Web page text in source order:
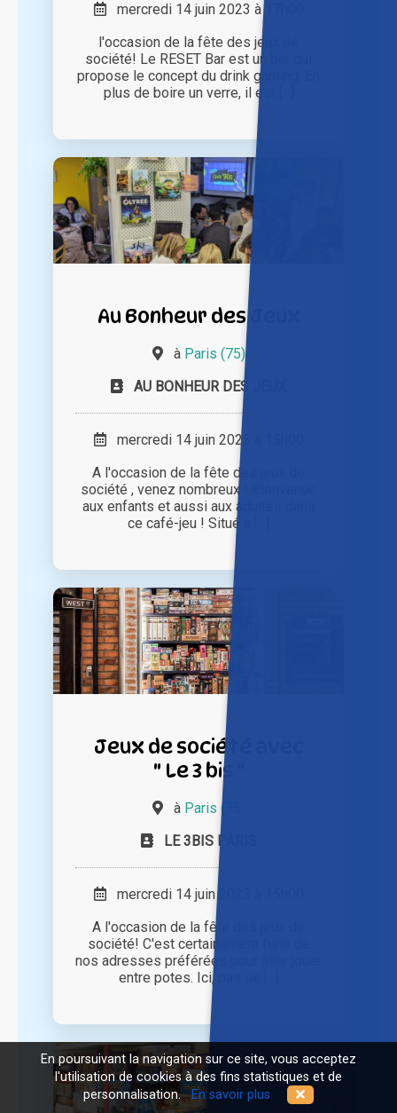
mercredi 14 juin 2023 à 17h00
l'occasion de la fête des jeux de
société! Le RESET Bar est un bar qui
propose le concept du drink gaming. En
plus de boire un verre, il est [...]
Au Bonheur des Jeux
à Paris (75)
AU BONHEUR DES JEUX
mercredi 14 juin 2023 à 15h00
A l'occasion de la fête des jeux de
société , venez nombreux ! Bienvenue
aux enfants et aussi aux adultes dans
ce café-jeu ! Situé à [...]
Jeux de société avec
" Le 3 bis "
à Paris (75)
LE 3BIS PARIS
mercredi 14 juin 2023 à 15h00
A l'occasion de la fête des jeux de
société! C'est certainement l'une de
nos adresses préférées pour aller jouer
entre potes. Ici, pas de [...]
En poursuivant la navigation sur ce site, vous acceptez
l'utilisation de cookies à des fins statistiques et de
personnalisation.En savoir plus